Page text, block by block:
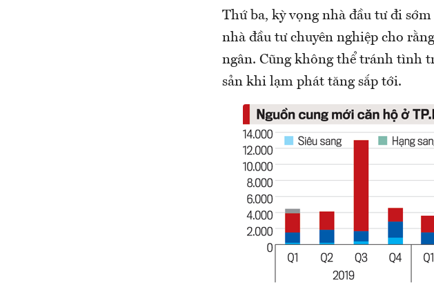
Thứ ba, kỳ vọng nhà đầu tư đi
nhà đầu tư chuyên nghiệp cho
ngân. Cũng không thể tránh tình
sản khi lạm phát tăng sắp tới.